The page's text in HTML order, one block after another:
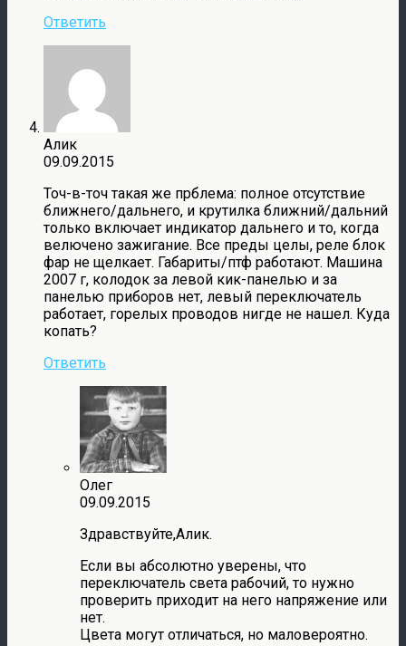
Ответить
Алик
09.09.2015
Точ-в-точ такая же прблема: полное отсутствие
ближнего/дальнего, и крутилка ближний/дальний
только включает индикатор дальнего и то, когда
велючено зажигание. Все преды целы, реле блок
фар не щелкает. Габариты/птф работают. Машина
2007 г, колодок за левой кик-панелью и за
панелью приборов нет, левый переключатель
работает, горелых проводов нигде не нашел. Куда
копать?
Ответить
Олег
09.09.2015
Здравствуйте,Алик.
Если вы абсолютно уверены, что
переключатель света рабочий, то нужно
проверить приходит на него напряжение или
нет.
Цвета могут отличаться, но маловероятно.